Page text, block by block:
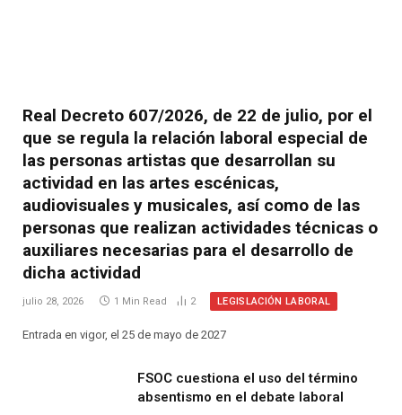
Real Decreto 607/2026, de 22 de julio, por el
que se regula la relación laboral especial de
las personas artistas que desarrollan su
actividad en las artes escénicas,
audiovisuales y musicales, así como de las
personas que realizan actividades técnicas o
auxiliares necesarias para el desarrollo de
dicha actividad
julio 28, 2026 1 Min Read 2 LEGISLACIÓN LABORAL
Entrada en vigor, el 25 de mayo de 2027
FSOC cuestiona el uso del término
absentismo en el debate laboral